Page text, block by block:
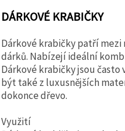
DÁRKOVÉ KRABIČKY
Dárkové krabičky patří
dárků. Nabízejí ideální
Dárkové krabičky jsou často
být také z luxusnějších
dokonce dřevo.
Využití